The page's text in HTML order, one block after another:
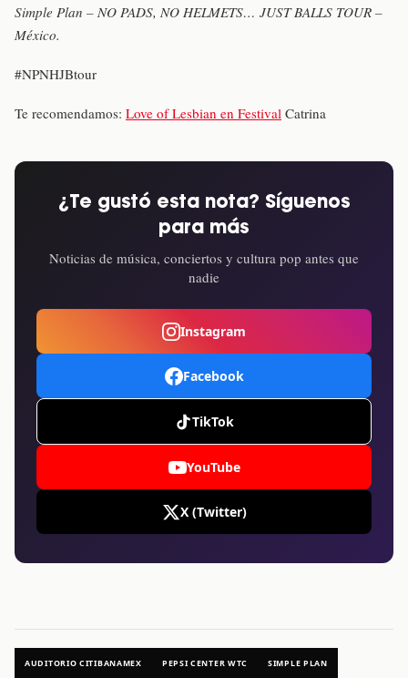
Simple Plan – NO PADS, NO HELMETS… JUST BALLS TOUR –
México.
#NPNHJBtour
Te recomendamos: Love of Lesbian en Festival Catrina
¿Te gustó esta nota? Síguenos
para más
Noticias de música, conciertos y cultura pop antes que
nadie
Instagram
Facebook
TikTok
YouTube
X (Twitter)
AUDITORIO CITIBANAMEX PEPSI CENTER WTC SIMPLE PLAN